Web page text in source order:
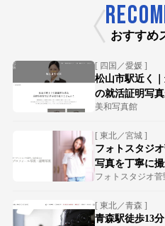
おすすめ
[ 四国／愛媛 ]
松山市駅近く
の就活証明写
美和写真館
[ 東北／宮城 ]
フォトスタジ
写真を丁寧に
徒歩15分】
フォトスタジオ菅
[ 東北／青森 ]
青森駅徒歩13